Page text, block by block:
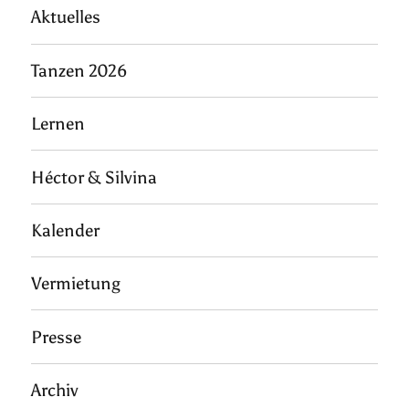
Aktuelles
Tanzen 2026
Lernen
Héctor & Silvina
Kalender
Vermietung
Presse
Archiv